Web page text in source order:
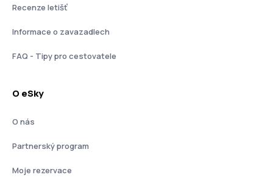
Recenze letišť
Informace o zavazadlech
FAQ - Tipy pro cestovatele
O eSky
O nás
Partnerský program
Moje rezervace